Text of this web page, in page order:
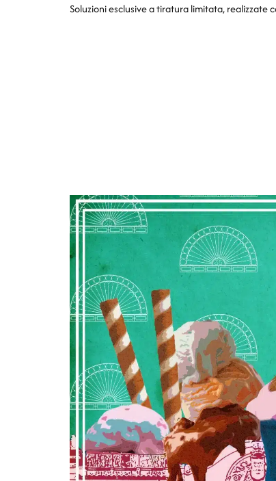
Soluzioni esclusive a tiratura limitata, realizzate